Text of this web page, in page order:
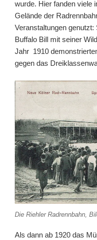
wurde. Hier fanden viele
Gelände der
Veranstaltungen
Buffalo Bill mit seiner
Jahr 1910
gegen das
Die Riehler Radrennbahn,
Als dann ab 1920 das